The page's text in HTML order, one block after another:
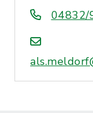
04832/